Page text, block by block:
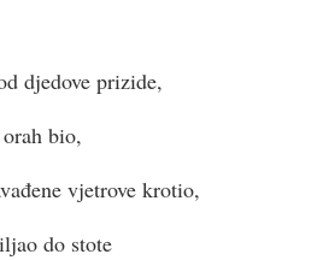
djedove prizide,
bio,
vjetrove krotio,
do stote